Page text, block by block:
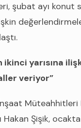
şubat ayı konut
ikinci yarısına
veriyor”
Müteahhitleri
Hakan Şişik,